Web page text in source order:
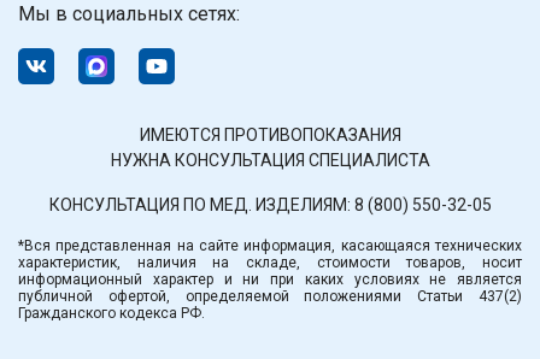
Мы в социальных сетях:
ИМЕЮТСЯ ПРОТИВОПОКАЗАНИЯ
НУЖНА КОНСУЛЬТАЦИЯ СПЕЦИАЛИСТА
КОНСУЛЬТАЦИЯ ПО МЕД. ИЗДЕЛИЯМ: 8 (800) 550-32-05
*Вся представленная на сайте информация, касающаяся технических
характеристик, наличия на складе, стоимости товаров, носит
информационный характер и ни при каких условиях не является
публичной офертой, определяемой положениями Статьи 437(2)
Гражданского кодекса РФ.